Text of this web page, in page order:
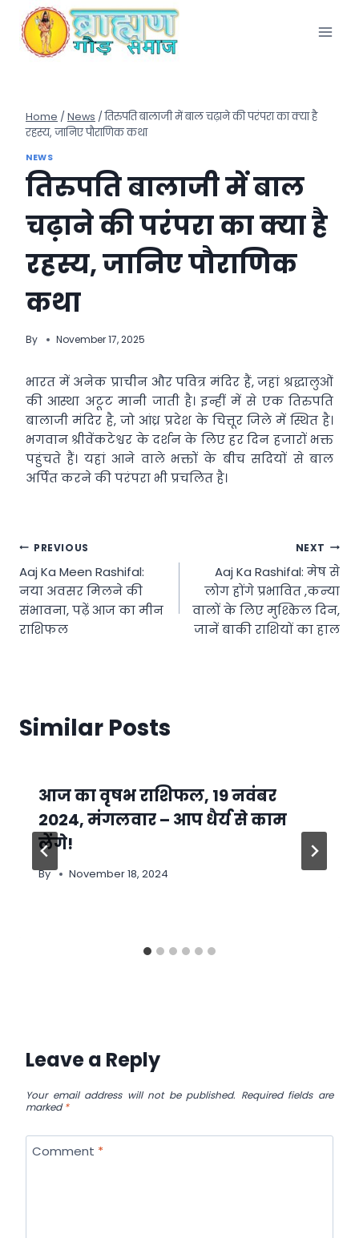
content
Home / News / तिरुपति बालाजी में बाल चढ़ाने की परंपरा का क्या है
रहस्य, जानिए पौराणिक कथा
NEWS
तिरुपति बालाजी में बाल
चढ़ाने की परंपरा का क्या है
रहस्य, जानिए पौराणिक
कथा
By November 17, 2025
भारत में अनेक प्राचीन और पवित्र मंदिर हैं, जहां श्रद्धालुओं
की आस्था अटूट मानी जाती है। इन्हीं में से एक तिरुपति
बालाजी मंदिर है, जो आंध्र प्रदेश के चित्तूर जिले में स्थित है।
भगवान श्रीवेंकटेश्वर के दर्शन के लिए हर दिन हजारों भक्त
पहुंचते हैं। यहां आने वाले भक्तों के बीच सदियों से बाल
अर्पित करने की परंपरा भी प्रचलित है।
Post
navigation
PREVIOUS
Aaj Ka Meen Rashifal:
नया अवसर मिलने की
संभावना, पढ़ें आज का मीन
राशिफल
NEXT
Aaj Ka Rashifal: मेष से
लोग होंगे प्रभावित ,कन्या
वालों के लिए मुश्किल दिन,
जानें बाकी राशियों का हाल
Similar Posts
आज का वृषभ राशिफल, 19 नवंबर
2024, मंगलवार – आप धैर्य से काम
लेंगे!
By November 18, 2024
Leave a Reply
Your email address will not be published. Required fields are
marked*
Comment *